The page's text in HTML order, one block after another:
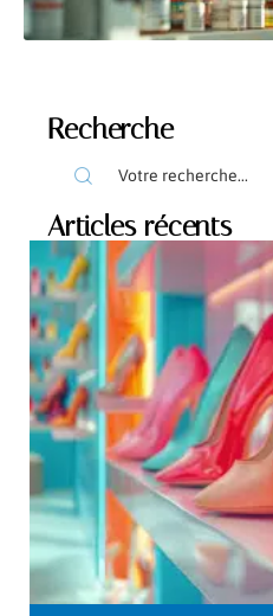
Recherche
Articles récents